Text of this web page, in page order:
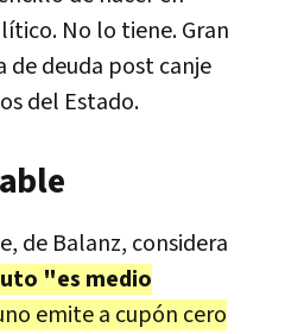
No lo tiene. Gran
de deuda post canje
del Estado.
de Balanz, considera
"es medio
emite a cupón cero